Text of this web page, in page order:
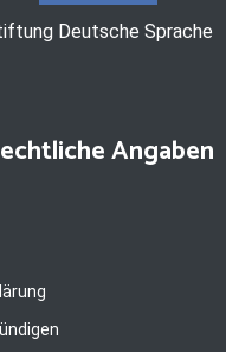
Deutsche Sprache
Angaben